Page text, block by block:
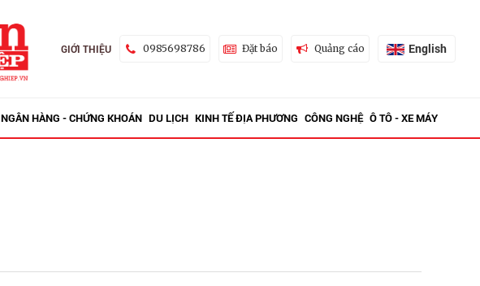
GIỚI THIỆU 0985698786 Đặt báo Quảng cáo English
NGÂN HÀNG - CHỨNG KHOÁN DU LỊCH KINH TẾ ĐỊA PHƯƠNG CÔNG NGHỆ Ô TÔ - XE MÁY